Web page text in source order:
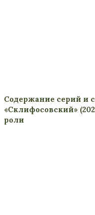
Содержание серий и
«Склифосовский»
роли